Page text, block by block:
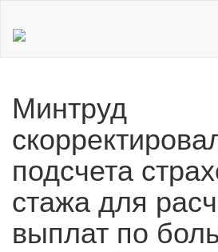
Минтруд
подсчета
стажа для
выплат по